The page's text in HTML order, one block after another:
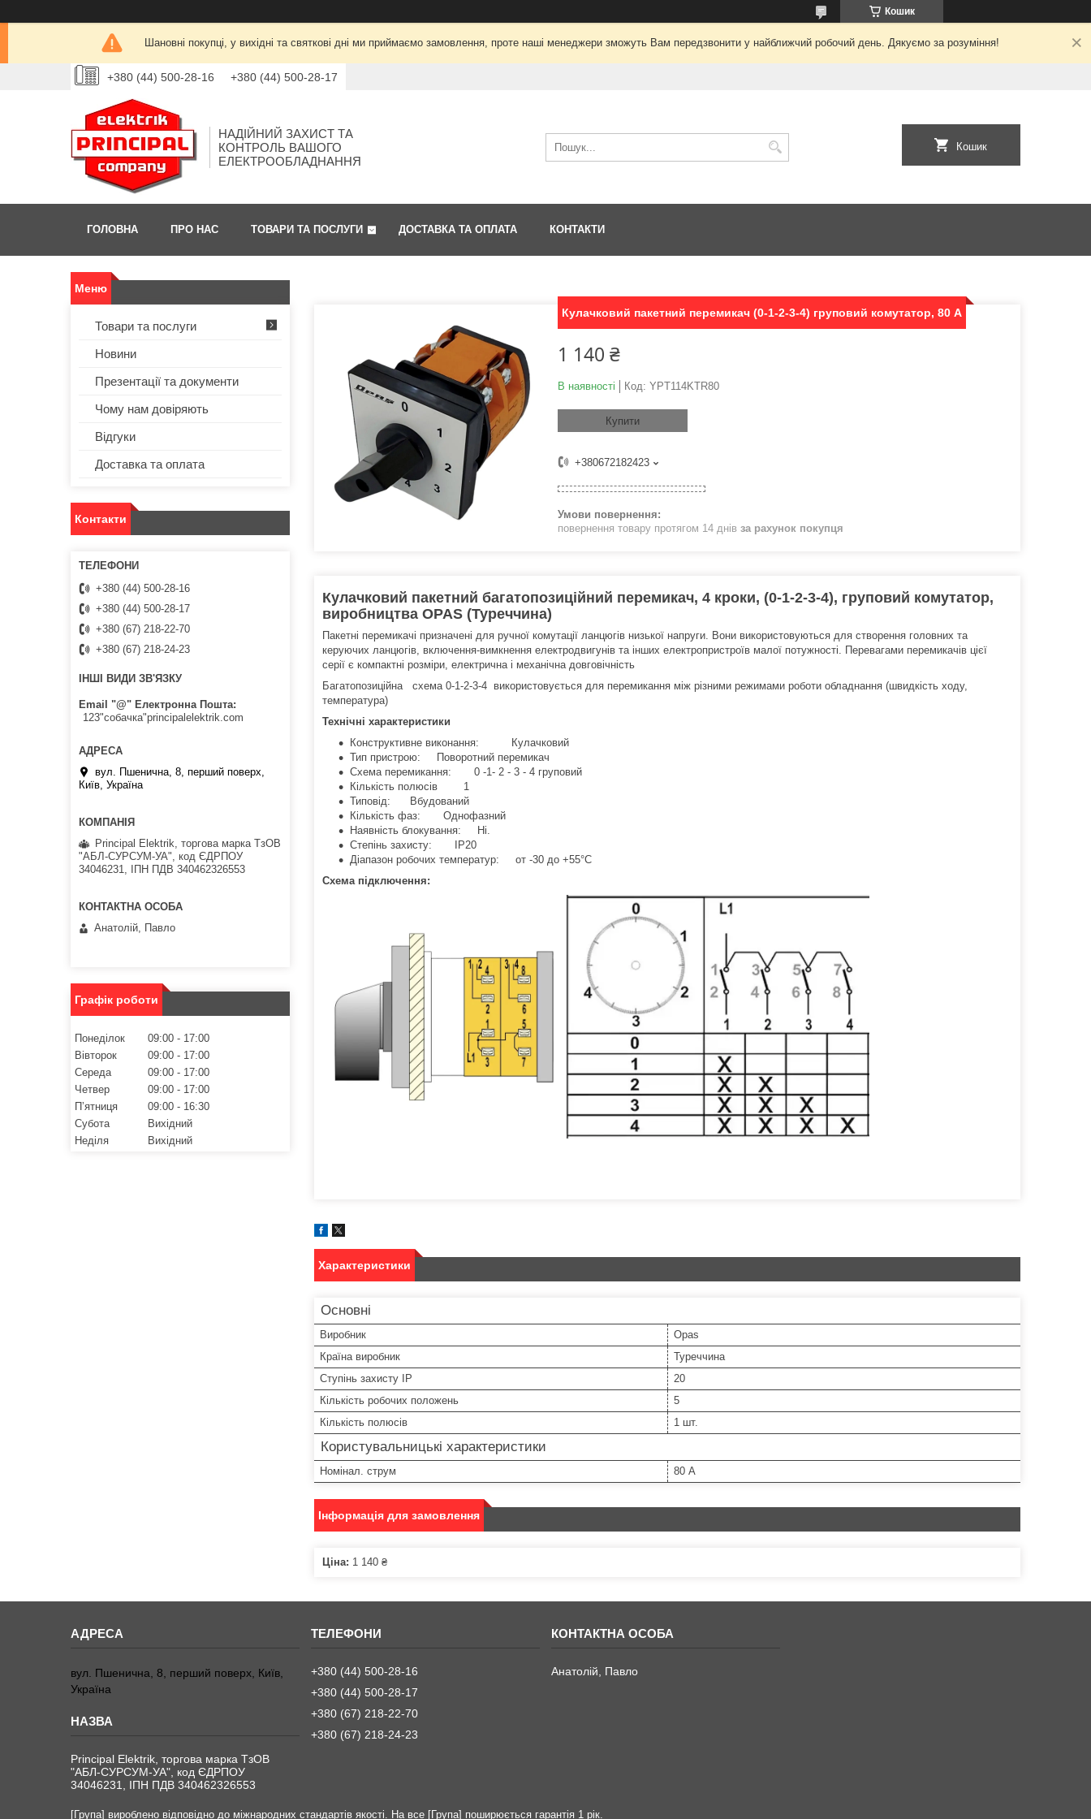
Кошик
Шановні покупці, у вихідні та святкові дні ми приймаємо замовлення, проте наші менеджери зможуть Вам передзвонити у найближчий робочий день. Дякуємо за розуміння!
+380 (44) 500-28-16 +380 (44) 500-28-17
НАДІЙНИЙ ЗАХИСТ ТА
КОНТРОЛЬ ВАШОГО
ЕЛЕКТРООБЛАДНАННЯ
Кошик
ГОЛОВНА ПРО НАС ТОВАРИ ТА ПОСЛУГИ ДОСТАВКА ТА ОПЛАТА КОНТАКТИ
Кулачковий пакетний перемикач (0-1-2-3-4) груповий комутатор, 80 А
1 140 ₴
В наявності Код: YPT114KTR80
Купити
+380672182423
повернення товару протягом 14 днів за рахунок покупця
Кулачковий пакетний багатопозиційний перемикач, 4 кроки, (0-1-2-3-4), груповий комутатор,
виробництва OPAS (Туреччина)
Пакетні перемикачі призначені для ручної комутації ланцюгів низької напруги. Вони використовуються для створення головних та
керуючих ланцюгів, включення-вимкнення електродвигунів та інших електропристроїв малої потужності. Перевагами перемикачів цієї
серії є компактні розміри, електрична і механічна довговічність
Багатопозиційна схема 0-1-2-3-4 використовується для перемикання між різними режимами роботи обладнання (швидкість ходу,
температура)
Технічні характеристики
Конструктивне виконання: Кулачковий
Тип пристрою: Поворотний перемикач
Схема перемикання: 0 -1- 2 - 3 - 4 груповий
Кількість полюсів 1
Типовід: Вбудований
Кількість фаз: Однофазний
Наявність блокування: Ні.
Степінь захисту: IP20
Діапазон робочих температур: от -30 до +55°С
Схема підключення:
Характеристики
Основні
Виробник
Opas
Країна виробник
Туреччина
Ступінь захисту IP
20
Кількість робочих положень
5
Кількість полюсів
1 шт.
Користувальницькі характеристики
Номінал. струм 80 А
Інформація для замовлення
Ціна: 1 140 ₴
Товари та послуги
Новини
Презентації та документи
Чому нам довіряють
Відгуки
Доставка та оплата
Контакти
+380 (44) 500-28-16
+380 (44) 500-28-17
+380 (67) 218-22-70
+380 (67) 218-24-23
ІНШІ ВИДИ ЗВ'ЯЗКУ
Email "@" Електронна Пошта
123"собачка"principalelektrik.com
вул. Пшенична, 8, перший поверх,
Київ, Україна
Principal Elektrik, торгова марка ТзОВ
"АБЛ-СУРСУМ-УА", код ЄДРПОУ
34046231, ІПН ПДВ 340462326553
Анатолій, Павло
Графік роботи
Понеділок 09:00
17:00
Вівторок
09:00
17:00
Середа
09:00
17:00
Четвер
09:00
17:00
Пʼятниця
09:00
16:30
Субота
Вихідний
Неділя
Вихідний
вул. Пшенична, 8, перший поверх, Київ,
Україна
Principal Elektrik, торгова марка ТзОВ
"АБЛ-СУРСУМ-УА", код ЄДРПОУ
34046231, ІПН ПДВ 340462326553
+380 (44) 500-28-16
+380 (44) 500-28-17
+380 (67) 218-22-70
+380 (67) 218-24-23
Анатолій, Павло
[Група] вироблено відповідно до міжнародних стандартів якості. На все [Група] поширюється гарантія 1 рік.